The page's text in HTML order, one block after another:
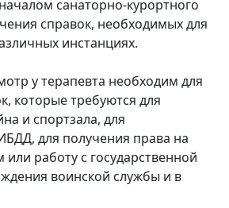
санаторно-курортного
справок, необходимых для
инстанциях.
у терапевта необходим для
которые требуются для
и спортзала, для
для получения права на
работу с государственной
воинской службы и в